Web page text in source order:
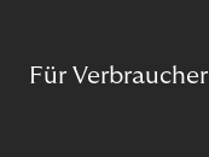
Für Verbraucher